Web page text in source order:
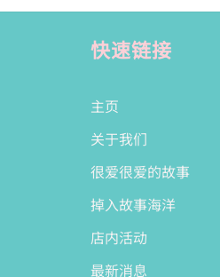
快速链接
主页
关于我们
很爱很爱的故事
掉入故事海洋
店内活动
最新消息